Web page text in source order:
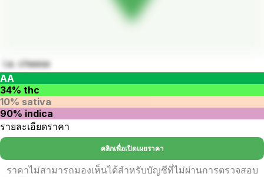
l.a. cheese
AA
34% thc
10% sativa
90% indica
รายละเอียดราคา
คลิกเพื่อเปิดเผยราคา
ราคาไม่สามารถมองเห็นได้สำหรับบัญชีที่ไม่ผ่านการตรวจสอบ